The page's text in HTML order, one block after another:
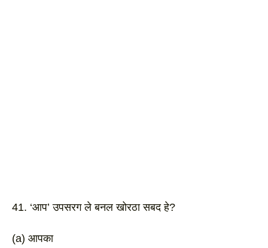
41. ‘आप’ उपसरग ले बनल खोरठा सबद हे?
(a) आपका